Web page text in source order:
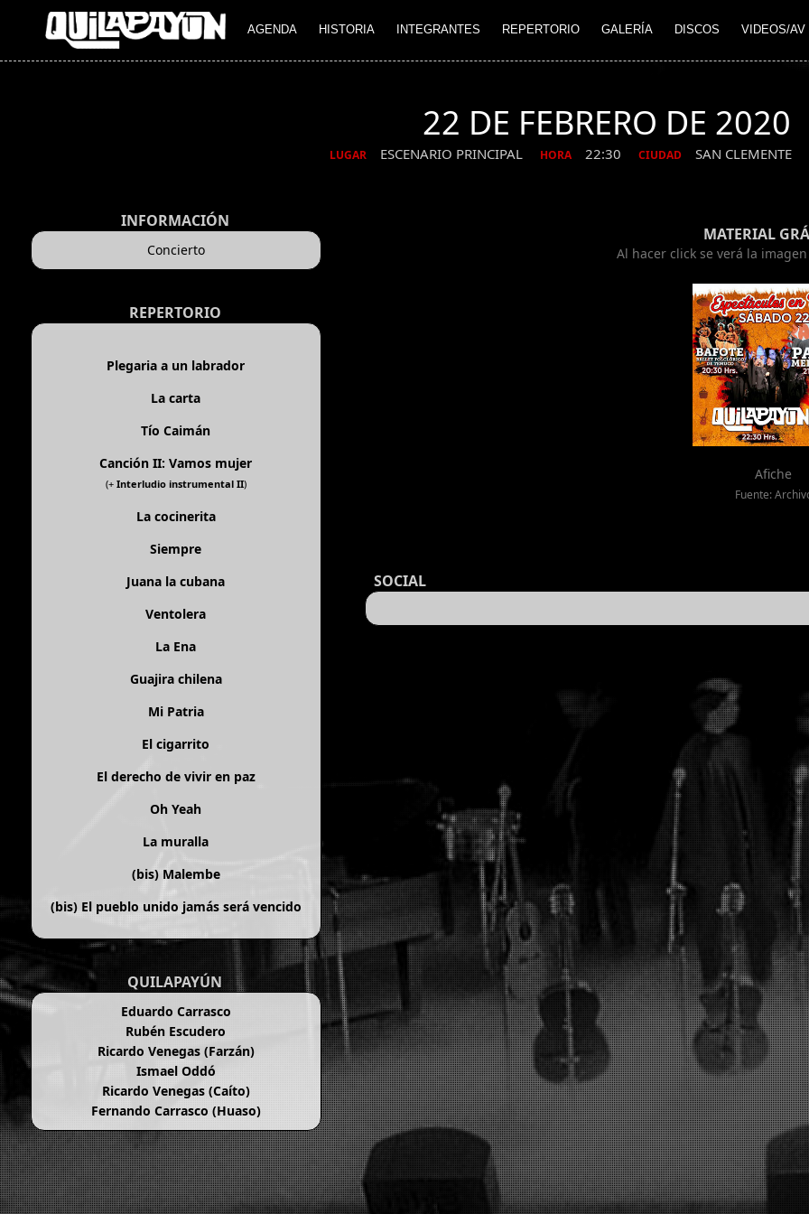
AGENDA HISTORIA INTEGRANTES REPERTORIO GALERÍA DISCOS VIDEOS/AV
22 DE FEBRERO DE 2020
LUGAR ESCENARIO PRINCIPAL HORA 22:30 CIUDAD SAN CLEMENTE
INFORMACIÓN
Concierto
REPERTORIO
Plegaria a un labrador
La carta
Tío Caimán
Canción II: Vamos mujer
(+ Interludio instrumental II)
La cocinerita
Siempre
Juana la cubana
Ventolera
La Ena
Guajira chilena
Mi Patria
El cigarrito
El derecho de vivir en paz
Oh Yeah
La muralla
(bis) Malembe
(bis) El pueblo unido jamás será vencido
QUILAPAYÚN
Eduardo Carrasco
Rubén Escudero
Ricardo Venegas (Farzán)
Ismael Oddó
Ricardo Venegas (Caíto)
Fernando Carrasco (Huaso)
MATERIAL
Al hacer click se verá la
Afiche
Fuente:
SOCIAL